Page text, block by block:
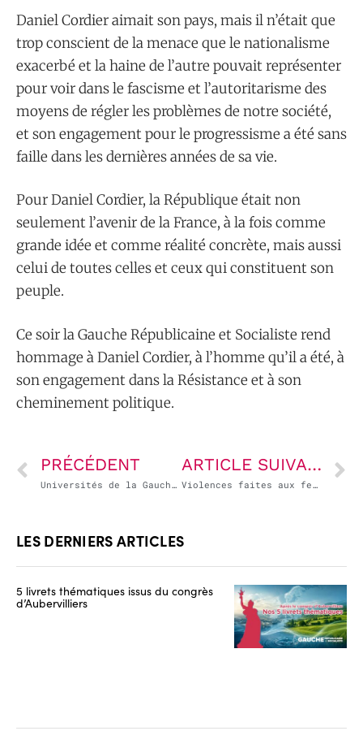
Daniel Cordier aimait son pays, mais il n’était que
trop conscient de la menace que le nationalisme
exacerbé et la haine de l’autre pouvait représenter
pour voir dans le fascisme et l’autoritarisme des
moyens de régler les problèmes de notre société,
et son engagement pour le progressisme a été sans
faille dans les dernières années de sa vie.
Pour Daniel Cordier, la République était non
seulement l’avenir de la France, à la fois comme
grande idée et comme réalité concrète, mais aussi
celui de toutes celles et ceux qui constituent son
peuple.
Ce soir la Gauche Républicaine et Socialiste rend
hommage à Daniel Cordier, à l’homme qu’il a été, à
son engagement dans la Résistance et à son
cheminement politique.
PRÉCÉDENT
Universités de la Gauche Républicaine
ARTICLE SUIVANT
Violences faites aux femmes : #SauvonsLe3919
LES DERNIERS ARTICLES
5 livrets thématiques issus du congrès
d’Aubervilliers